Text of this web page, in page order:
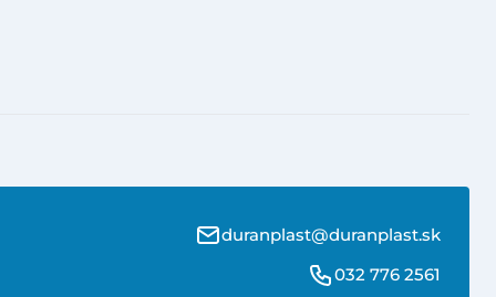
duranplast@duranplast.sk
032 776 2561